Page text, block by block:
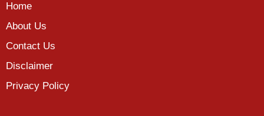
Home
About Us
Contact Us
Disclaimer
Privacy Policy